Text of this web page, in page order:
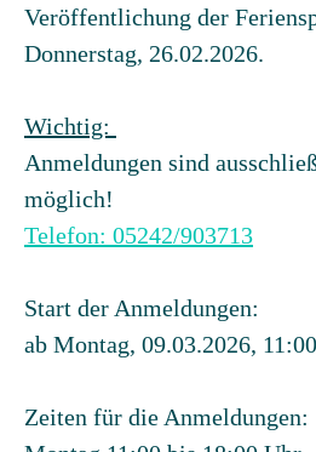
Veröffentlichung der
Donnerstag, 26.02.2026.
Wichtig:
Anmeldungen sind
möglich!
Telefon: 05242/903713
Start der Anmeldungen:
ab Montag, 09.03.2026,
Zeiten für die Anmeldungen: